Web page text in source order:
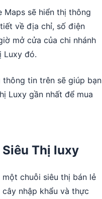
Maps sẽ hiển thị thông
về địa chỉ, số điện
mở cửa của chi nhánh
Luxy đó.
thông tin trên sẽ giúp bạn
Luxy gần nhất để mua
Thị luxy
một chuỗi siêu thị bán lẻ
nhập khẩu và thực